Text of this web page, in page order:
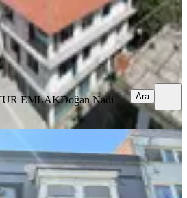
Nadi Varlı
EMLAKDoğan Nadi
Ara
Gazi Kadınlar Sokağında
Satılık Tarihi Bina